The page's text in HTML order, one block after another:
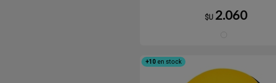
$U 2.060
+10en stock